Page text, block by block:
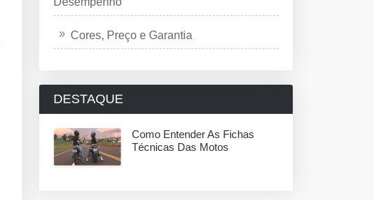
Cores, Preço e Garantia
DESTAQUE
Como Entender As Fichas
Técnicas Das Motos